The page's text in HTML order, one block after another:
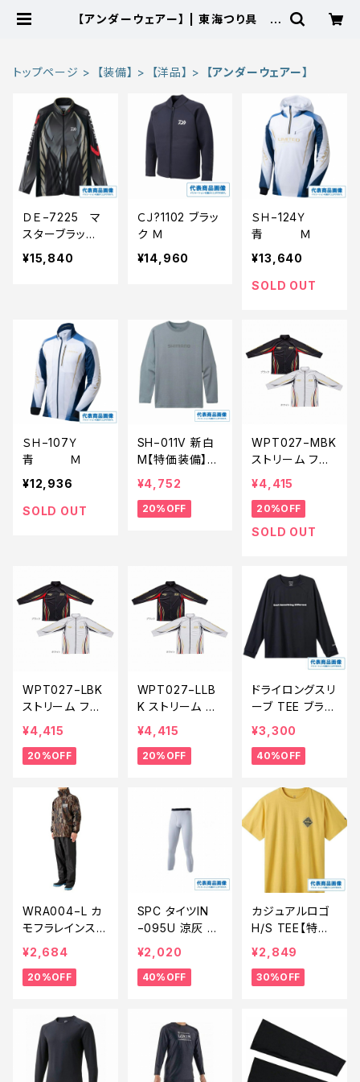
【アンダーウェアー】 | 東海つり具 公
トップページ 【装備】 【洋品】 【アンダーウェアー】
ＤＥ−7225 マ
スターブラッ
ク Ｍ ＤＥ（鮎）
シャツ
¥15,840
ＣＪ?1102 ブラッ
ク Ｍ
¥14,960
ＳＨ−124Ｙ
青 Ｍ
¥13,640
SOLD OUT
ＳＨ−107Ｙ
青 Ｍ
¥12,936
SOLD OUT
SH−011V 新白
M【特価装備】【2
0】
¥4,752
20%OFF
WPT027−MBK
ストリーム フル
ジップシャツ M
BK【特価装備】
【20】
¥4,415
20%OFF
SOLD OUT
WPT027−LBK
ストリーム フル
ジップシャツ L
BK【特価装備】
【20】
¥4,415
20%OFF
WPT027−LLB
K ストリーム フ
ルジップシャツ L
L BK【特価装
備】【20】
¥4,415
20%OFF
ドライロングスリ
ーブ TEE ブラッ
クL【特価装備】
【40】
¥3,300
40%OFF
WRA004−L カ
モフラレインスー
ツ L【特価装備】
【20】
¥2,684
20%OFF
SPC タイツIN
−095U 涼灰 XL
【特価装備】【4
¥2,020
40%OFF
カジュアルロゴ
H/S TEE【特価
装備】【30】
¥2,849
30%OFF